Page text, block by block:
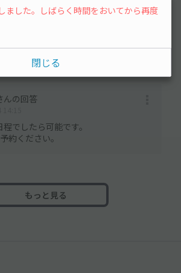
18:46
能ですか？よろしくお願いします。
んの回答
でしたら可能です。
約ください。
もっと見る
ました。しばらく時間をおいてから再度
閉じる